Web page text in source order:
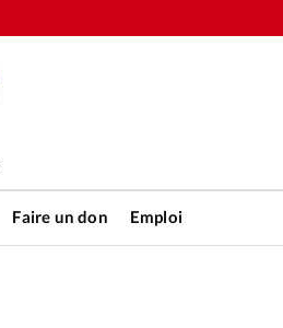
Faire un don Emploi